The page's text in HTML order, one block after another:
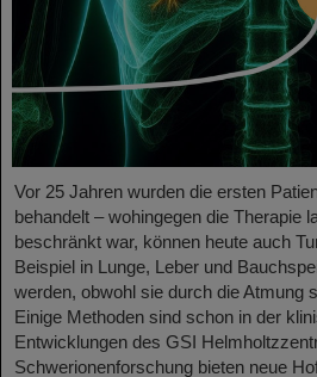
Vor 25 Jahren wurden die ersten
behandelt – wohingegen die Therapie
beschränkt war, können heute auch
Beispiel in Lunge, Leber und
werden, obwohl sie durch die Atmung
Einige Methoden sind schon in der
Entwicklungen des GSI
Schwerionenforschung bieten neue